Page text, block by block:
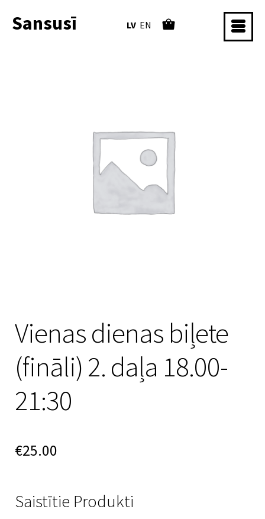
Sansusī LV EN
Vienas dienas biļete
(fināli) 2. daļa 18.00-
21:30
€25.00
Saistītie Produkti